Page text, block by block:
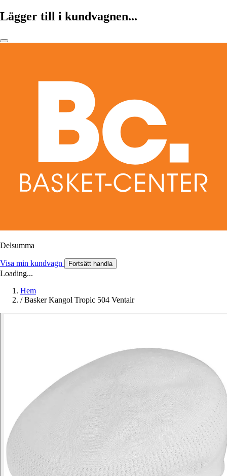
Lägger till i kundvagnen...
Delsumma
Visa min kundvagn Fortsätt handla
Loading...
Hem
/ Basker Kangol Tropic 504 Ventair